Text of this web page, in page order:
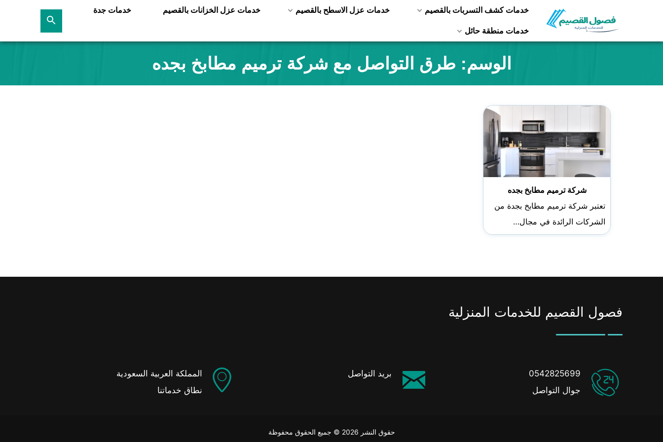
المحتوى
خدمات كشف التسربات بالقصيم خدمات عزل الاسطح بالقصيم خدمات عزل الخزانات بالقصيم خدمات جدة
خدمات منطقة حائل
بحث
الوسم: طرق التواصل مع شركة ترميم مطابخ بجده
شركة ترميم مطابخ بجده
تعتبر شركة ترميم مطابخ بجدة من
الشركات الرائدة في مجال…
فصول القصيم للخدمات المنزلية
0542825699
جوال التواصل
بريد التواصل
المملكة العربية السعودية
نطاق خدماتنا
حقوق النشر 2026 © جميع الحقوق محفوظة